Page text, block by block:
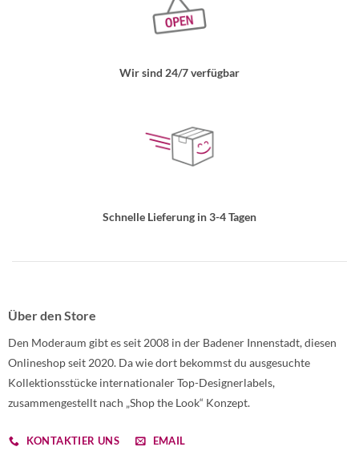
Wir sind 24/7 verfügbar
Schnelle Lieferung in 3-4 Tagen
Über den Store
Den Moderaum gibt es seit 2008 in der Badener Innenstadt, diesen
Onlineshop seit 2020. Da wie dort bekommst du ausgesuchte
Kollektionsstücke internationaler Top-Designerlabels,
zusammengestellt nach „Shop the Look“ Konzept.
KONTAKTIER UNS EMAIL